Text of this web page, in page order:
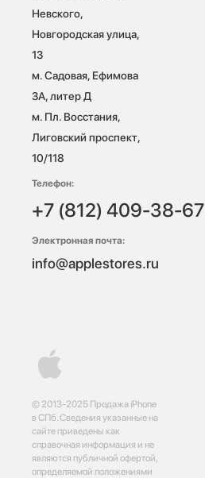
© 2013-2025 Продажа iPhone
в СПб. Сведения указанные на
сайте приведены как
справочная информация и не
являются публичной офертой,
определяемой положениями
Невского,
Новгородская улица,
13
м. Садовая, Ефимова
3А, литер Д
м. Пл. Восстания,
Лиговский проспект,
10/118
Телефон:
+7 (812) 409-38-67
Электронная почта:
info@applestores.ru